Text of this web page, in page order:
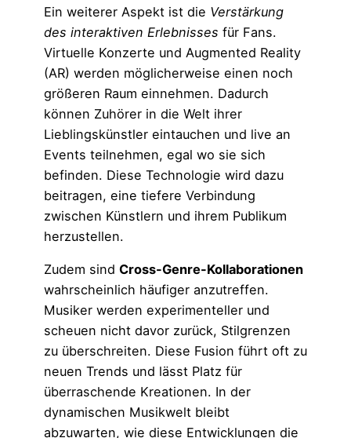
Ein weiterer Aspekt ist die Verstärkung
des interaktiven Erlebnisses für Fans.
Virtuelle Konzerte und Augmented Reality
(AR) werden möglicherweise einen noch
größeren Raum einnehmen. Dadurch
können Zuhörer in die Welt ihrer
Lieblingskünstler eintauchen und live an
Events teilnehmen, egal wo sie sich
befinden. Diese Technologie wird dazu
beitragen, eine tiefere Verbindung
zwischen Künstlern und ihrem Publikum
herzustellen.
Zudem sind Cross-Genre-Kollaborationen
wahrscheinlich häufiger anzutreffen.
Musiker werden experimenteller und
scheuen nicht davor zurück, Stilgrenzen
zu überschreiten. Diese Fusion führt oft zu
neuen Trends und lässt Platz für
überraschende Kreationen. In der
dynamischen Musikwelt bleibt
abzuwarten, wie diese Entwicklungen die